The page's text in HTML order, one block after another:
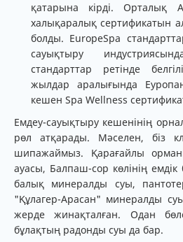
қатарына кірді. Орталық
халықаралық сертификатын
болды. EuropeSpa
сауықтыру
стандарттар ретінде
жылдар аралығында
кешен Spa Wellness
Емдеу-сауықтыру кешенінің
рөл атқарады. Мәселен, біз
шипажаймыз. Қарағайлы
ауасы, Балпаш-сор көлінің
балық минералды суы,
"Құлагер-Арасан" минералды
жерде жинақталған. Одан
бұлақтың радонды суы да бар.